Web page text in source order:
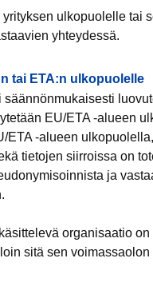
ulkopuolelle tai
yhteydessä.
tai ETA:n ulkopuolelle
säännönmukaisesti
EU/ETA -alueen
ETA -alueen
tietojen siirroissa on
ja
organisaatio
sitä sen voimassaolon